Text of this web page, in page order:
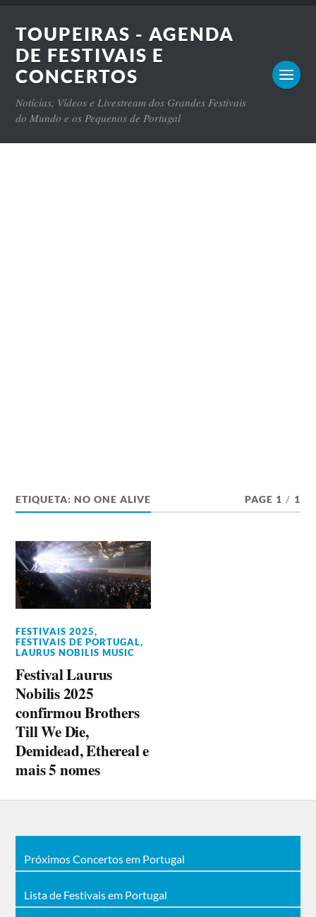
TOUPEIRAS - AGENDA
DE FESTIVAIS E
CONCERTOS
Notícias, Vídeos e Livestream dos Grandes Festivais
do Mundo e os Pequenos de Portugal
ETIQUETA:NO ONE ALIVE PAGE 1 / 1
FESTIVAIS 2025,
FESTIVAIS DE PORTUGAL,
LAURUS NOBILIS MUSIC
Festival Laurus
Nobilis 2025
confirmou Brothers
Till We Die,
Demidead, Ethereal e
mais 5 nomes
Próximos Concertos em Portugal
Lista de Festivais em Portugal